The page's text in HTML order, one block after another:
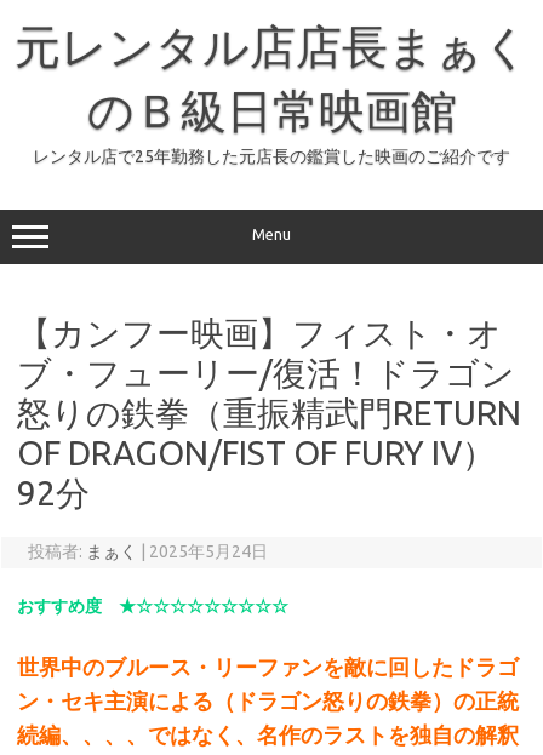
元レンタル店店長まぁく
のＢ級日常映画館
レンタル店で25年勤務した元店長の鑑賞した映画のご紹介です
Menu
【カンフー映画】フィスト・オ
ブ・フューリー/復活！ドラゴン
怒りの鉄拳（重振精武門RETURN
OF DRAGON/FIST OF FURY IV）
92分
投稿者: まぁく 2025年5月24日
おすすめ度 ★☆☆☆☆☆☆☆☆☆
世界中のブルース・リーファンを敵に回したドラゴ
ン・セキ主演による（ドラゴン怒りの鉄拳）の正統
続編、、、、ではなく、名作のラストを独自の解釈